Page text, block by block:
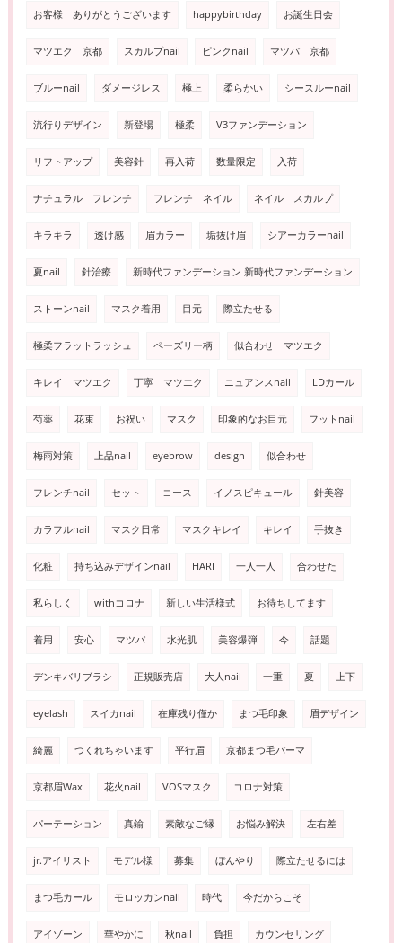
お客様 ありがとうございます happybirthday お誕生日会
マツエク 京都 スカルプnail ピンクnail マツパ 京都
ブルーnail ダメージレス 極上 柔らかい シースルーnail
流行りデザイン 新登場 極柔 V3ファンデーション
リフトアップ 美容針 再入荷 数量限定 入荷
ナチュラル フレンチ フレンチ ネイル ネイル スカルプ
キラキラ 透け感 眉カラー 垢抜け眉 シアーカラーnail
夏nail 針治療 新時代ファンデーション 新時代ファンデーション
ストーンnail マスク着用 目元 際立たせる
極柔フラットラッシュ ペーズリー柄 似合わせ マツエク
キレイ マツエク 丁寧 マツエク ニュアンスnail LDカール
芍薬 花束 お祝い マスク 印象的なお目元 フットnail
梅雨対策 上品nail eyebrow design 似合わせ
フレンチnail セット コース イノスピキュール 針美容
カラフルnail マスク日常 マスクキレイ キレイ 手抜き
化粧 持ち込みデザインnail HARI 一人一人 合わせた
私らしく withコロナ 新しい生活様式 お待ちしてます
着用 安心 マツパ 水光肌 美容爆弾 今 話題
デンキバリブラシ 正規販売店 大人nail 一重 夏 上下
eyelash スイカnail 在庫残り僅か まつ毛印象 眉デザイン
綺麗 つくれちゃいます 平行眉 京都まつ毛パーマ
京都眉Wax 花火nail VOSマスク コロナ対策
パーテーション 真鍮 素敵なご縁 お悩み解決 左右差
jr.アイリスト モデル様 募集 ぼんやり 際立たせるには
まつ毛カール モロッカンnail 時代 今だからこそ
アイゾーン 華やかに 秋nail 負担 カウンセリング